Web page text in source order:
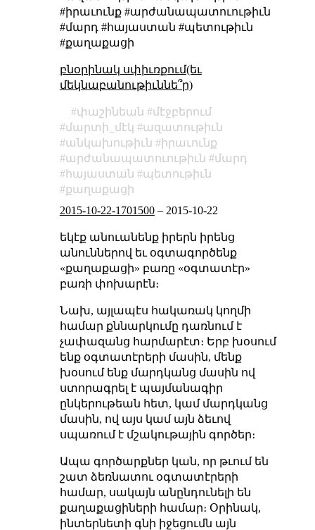
#իրաւունք #արժանապատուութիւն
#մարդ #հայաստան #պետութիւն
#քաղաքացի
բնօրինակ սփիւռքում(եւ
մեկնաբանութիւննե՞ր)
փաշինեան
մէջբերում
մարտի_մէկ
ազատութիւն
անկախութիւն
իրաւունք
արժանապատուութիւն
մարդ
հայաստան
պետութիւն
քաղաքացի
2015-10-22-1701500– 2015-10-22
եկէք անուանենք իրերն իրենց
անուններով եւ օգտագործենք
«քաղաքացի» բառը «օգտատէր»
բառի փոխարէն։
Նախ, այլապէս հակառակ կողմի
համար քննարկումը դառնում է
չափազանց հարմարէտ։ Երբ խօսում
ենք օգտատէրերի մասին, մենք
խօսում ենք մարդկանց մասին ով
ստորագրել է պայմանագիր
ընկերութեան հետ, կամ մարդկանց
մասին, ով այս կամ այն ձեւով
սպառում է մշակութային գործեր։
Ապա գործարքներ կան, որ թւում են
շատ ձեռնատու օգտատէրերի
համար, սակայն անընդունելի են
քաղաքացիների համար։ Օրինակ,
ինտերնետի գնի իջեցումն այն